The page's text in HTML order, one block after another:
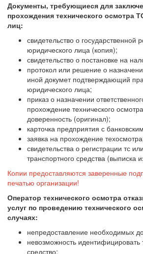
Документы, требующиеся для
прохождения технического осмотра
лиц:
свидетельство о государственной
юридического лица (копия);
свидетельство о постановке на
протокол или решение о
иной докумет подтверждающий
юридического лица;
приказ о назначении
прохождение технического
доверенность (оригинал);
карточка предприятия с
заявка на прохождение
свидетельства о регистрации тс
транспортного средства (выписка
Копии предоставляются заверенные
печатью организации!
Оператор технического осмотра
услуг по проведению технического
случаях:
непредоставление необходимых
невозможность идентифицировать
средство;